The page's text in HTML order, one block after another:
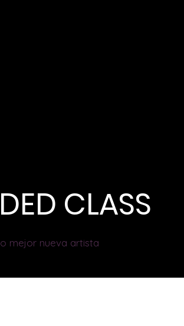
CLASS
mejor nueva artista